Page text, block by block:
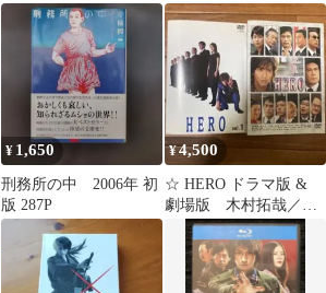
ル/テレビマンユニオン/
衛星劇…
スト 小栗旬 小出恵
介 セルDVD
¥ 1,650
刑務所の中 2006年 初
版 287P
¥4,500
☆ HERO ドラマ版 &
劇場版 木村拓哉／松
たか子 DVD